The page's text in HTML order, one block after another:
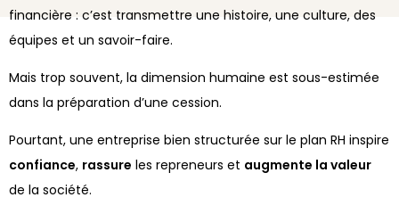
financière : c’est transmettre une histoire, une culture, des
équipes et un savoir-faire.
Mais trop souvent, la dimension humaine est sous-estimée
dans la préparation d’une cession.
Pourtant, une entreprise bien structurée sur le plan RH inspire
confiance, rassure les repreneurs et augmente la valeur
de la société.